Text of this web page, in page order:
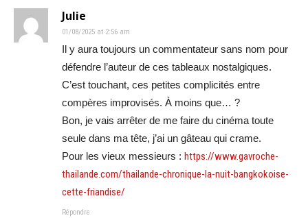
Julie
01/08/2025 at 2:56 am
Il y aura toujours un commentateur sans nom pour
défendre l’auteur de ces tableaux nostalgiques.
C’est touchant, ces petites complicités entre
compères improvisés. À moins que… ?
Bon, je vais arrêter de me faire du cinéma toute
seule dans ma tête, j’ai un gâteau qui crame.
Pour les vieux messieurs : https://www.gavroche-
thailande.com/thailande-chronique-la-nuit-bangkokoise-
cette-friandise/
Répondre